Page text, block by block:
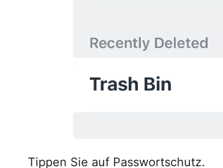
Tippen Sie auf Passwortschutz.